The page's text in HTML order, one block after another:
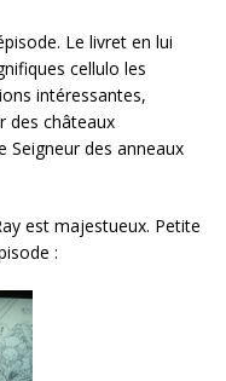
Le livret en lui
cellulo les
intéressantes,
des châteaux
Seigneur des anneaux
est majestueux. Petite
: